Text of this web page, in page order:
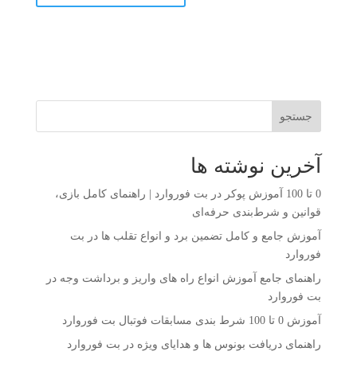
جستجو
آخرین نوشته ها
0 تا 100 آموزش پوکر در بت فوروارد | راهنمای کامل بازی،
قوانین و شرط‌بندی حرفه‌ای
آموزش جامع و کامل تضمین برد و انواع تقلب ها در بت
فوروارد
راهنمای جامع آموزش انواع راه های واریز و برداشت وجه در
بت فوروارد
آموزش 0 تا 100 شرط بندی مسابقات فوتبال بت فوروارد
راهنمای دریافت بونوس‌ ها و هدایای ویژه در بت فوروارد